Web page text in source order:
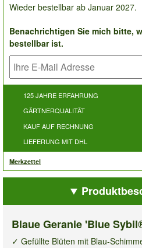
Wieder bestellbar ab Januar 2027.
Benachrichtigen Sie mich bitte,
bestellbar ist.
125 JAHRE ERFAHRUNG
GÄRTNERQUALITÄT
KAUF AUF RECHNUNG
LIEFERUNG MIT DHL
Merkzettel
Blaue Geranie 'Blue
✓ Gefüllte Blüten mit Blau-